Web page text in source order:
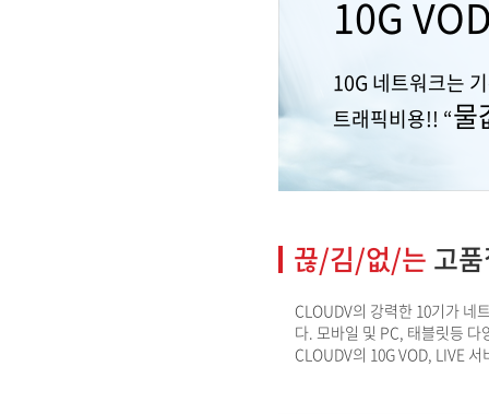
10G
10G 네트워크는
트래픽비용!! “물
끊/김/없/는 고
CLOUDV의 강력한 10기가 네
다. 모바일 및 PC, 태블릿등
CLOUDV의 10G VOD, LIVE